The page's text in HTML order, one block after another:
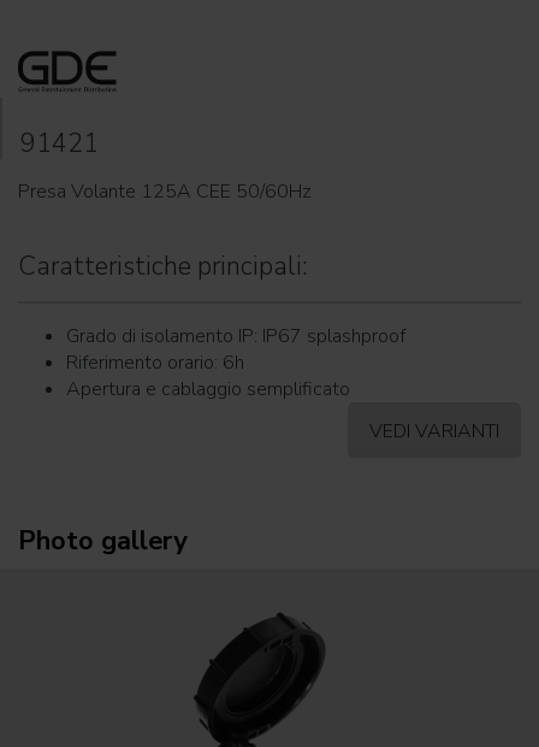
91421
Presa Volante 125A CEE 50/60Hz
Caratteristiche principali:
Grado di isolamento IP: IP67 splashproof
Riferimento orario: 6h
Apertura e cablaggio semplificato
VEDI VARIANTI
Photo gallery